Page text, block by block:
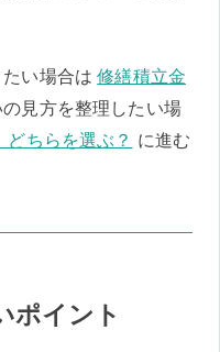
たい場合は修繕積立金
の見方を整理したい場
ちらを選ぶ？ に進む
ポイント